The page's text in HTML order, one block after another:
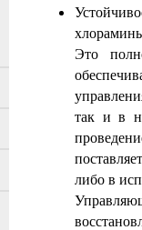
Это
так и в
либо в